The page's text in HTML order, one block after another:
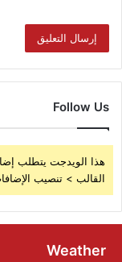
Follow Us
هذا الويدجت يتطلب
القالب > تنصيب
Weather